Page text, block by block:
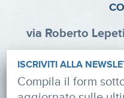
via Roberto
Tel: +39
ISCRIVITI ALLA
Compila il form